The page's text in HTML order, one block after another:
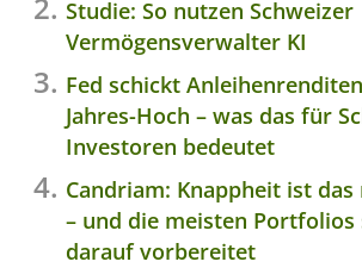
Studie: So nutzen Schweizer
Vermögensverwalter KI
Fed schickt
Jahres-Hoch – was das für
Investoren bedeutet
Candriam: Knappheit ist
– und die meisten
darauf vorbereitet